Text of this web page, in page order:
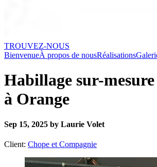
TROUVEZ-NOUS
BienvenueÀ propos de nousRéalisations
Habillage sur-
à Orange
Sep 15, 2025 by Laurie Volet
Client: Chope et Compagnie